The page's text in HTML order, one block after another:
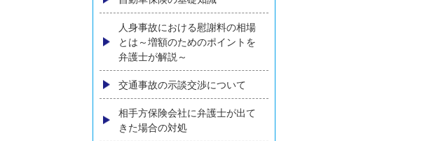
後遺障害（後遺症）について
交通事故の脳外傷による後遺障
害
首の外傷
腰の外傷